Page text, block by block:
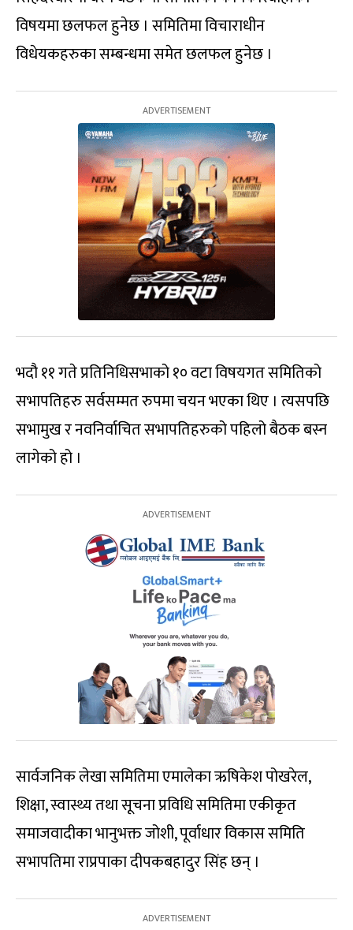
विषयमा छलफल हुनेछ । समितिमा विचाराधीन
विधेयकहरुका सम्बन्धमा समेत छलफल हुनेछ ।
भदौ ११ गते प्रतिनिधिसभाको १० वटा विषयगत समितिको
सभापतिहरु सर्वसम्मत रुपमा चयन भएका थिए । त्यसपछि
सभामुख र नवनिर्वाचित सभापतिहरुको पहिलो बैठक बस्न
लागेको हो ।
सार्वजनिक लेखा समितिमा एमालेका ऋषिकेश पोखरेल,
शिक्षा, स्वास्थ्य तथा सूचना प्रविधि समितिमा एकीकृत
समाजवादीका भानुभक्त जोशी, पूर्वाधार विकास समिति
सभापतिमा राप्रपाका दीपकबहादुर सिंह छन् ।